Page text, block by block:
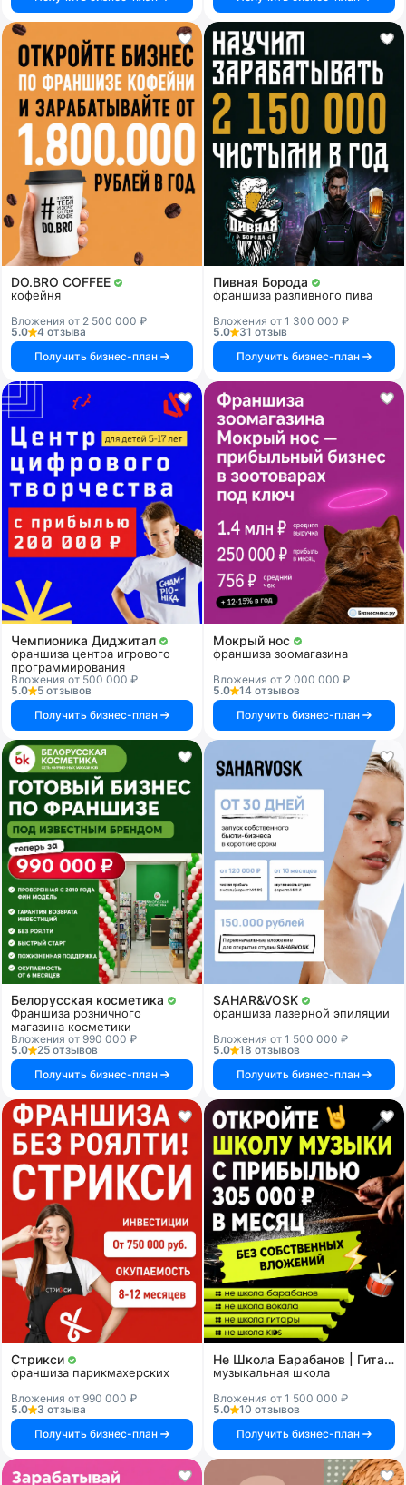
DO.BRO COFFEE
кофейня
Вложения от 2 500 000 ₽
5.0
4 отзыва
Получить бизнес-план
Пивная Борода
франшиза разливного пива
Вложения от 1 300 000 ₽
5.0
31 отзыв
Получить бизнес-план
Чемпионика Диджитал
франшиза центра игрового
программирования
Вложения от 500 000 ₽
5.0
5 отзывов
Получить бизнес-план
Мокрый нос
франшиза зоомагазина
Вложения от 2 000 000 ₽
5.0
14 отзывов
Получить бизнес-план
Белорусская косметика
Франшиза розничного
магазина косметики
Вложения от 990 000 ₽
5.0
25 отзывов
Получить бизнес-план
SAHAR&VOSK
франшиза лазерной эпиляции
Вложения от 1 500 000 ₽
5.0
18 отзывов
Получить бизнес-план
Стрикси
франшиза парикмахерских
Вложения от 990 000 ₽
5.0
3 отзыва
Получить бизнес-план
Не Школа Барабанов | Гитары | Вокала | KIDS
музыкальная школа
Вложения от 1 500 000 ₽
5.0
10 отзывов
Получить бизнес-план